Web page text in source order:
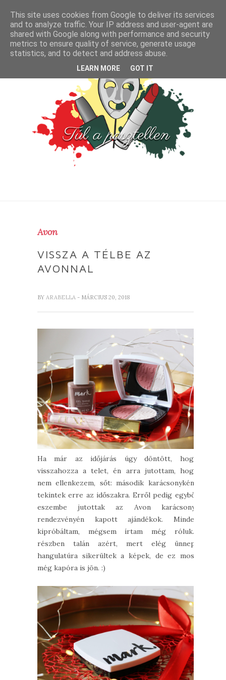
Avon
VISSZA A TÉLBE AZ
AVONNAL
BY ARABELLA - MÁRCIUS 20, 2018
Ha már az időjárás úgy döntött, hogy
visszahozza a telet, én arra jutottam, hogy
nem ellenkezem, sőt: második karácsonyként
tekintek erre az időszakra. Erről pedig egyből
eszembe jutottak az Avon karácsonyi
rendezvényén kapott ajándékok. Mindet
kipróbáltam, mégsem írtam még róluk...
részben talán azért, mert elég ünnepi
hangulatúra sikerültek a képek, de ez most
még kapóra is jön. :)
This site uses cookies from Google to deliver its services
and to analyze traffic. Your IP address and user-agent are
shared with Google along with performance and security
metrics to ensure quality of service, generate usage
statistics, and to detect and address abuse.
LEARN MORE GOT IT